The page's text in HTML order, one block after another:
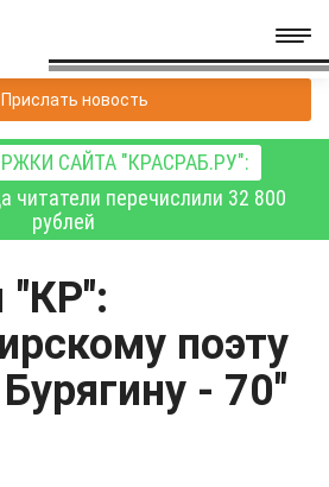
Прислать новость
САЙТА "КРАСРАБ.РУ":
читатели перечислили 32 800
рублей
"КР":
поэту
- 70"